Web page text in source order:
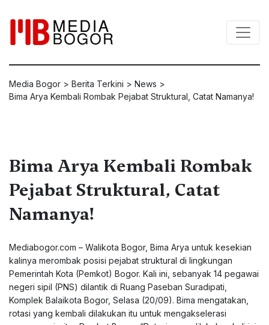
Media Bogor > Berita Terkini > News >
Bima Arya Kembali Rombak Pejabat Struktural, Catat Namanya!
Bima Arya Kembali Rombak
Pejabat Struktural, Catat
Namanya!
Mediabogor.com – Walikota Bogor, Bima Arya untuk kesekian
kalinya merombak posisi pejabat struktural di lingkungan
Pemerintah Kota (Pemkot) Bogor. Kali ini, sebanyak 14 pegawai
negeri sipil (PNS) dilantik di Ruang Paseban Suradipati,
Komplek Balaikota Bogor, Selasa (20/09). Bima mengatakan,
rotasi yang kembali dilakukan itu untuk mengakselerasi